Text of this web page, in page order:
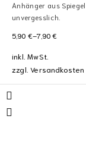
Anhänger aus
unvergesslich.
5,90 €–7,90€
inkl. MwSt.
zzgl.Versandkosten